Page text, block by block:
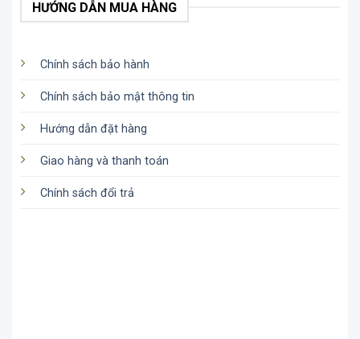
HƯỚNG DẪN MUA HÀNG
Chính sách bảo hành
Chính sách bảo mật thông tin
Hướng dẫn đặt hàng
Giao hàng và thanh toán
Chính sách đổi trả